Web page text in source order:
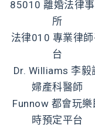
85010 離婚法律
所
法律010 專業律
台
Dr. Williams 李毅
婦產科醫師
Funnow 都會玩樂
時預定平台